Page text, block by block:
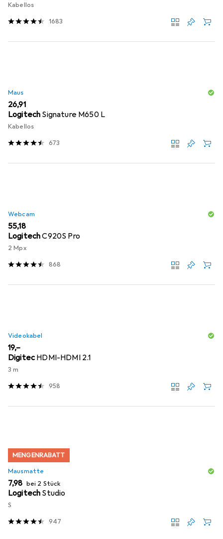
Kabellos
1683
Maus
EUR
26,91
Logitech Signature M650 L
Kabellos
673
Webcam
EUR
55,18
LogitechC920S Pro
2 Mpx
868
Videokabel
EUR
19,–
DigitecHDMI-HDMI 2.1
3 m
958
MENGENRABATT
Mausmatte
EUR
7,98 bei 2 Stück
Logitech Studio
S
947